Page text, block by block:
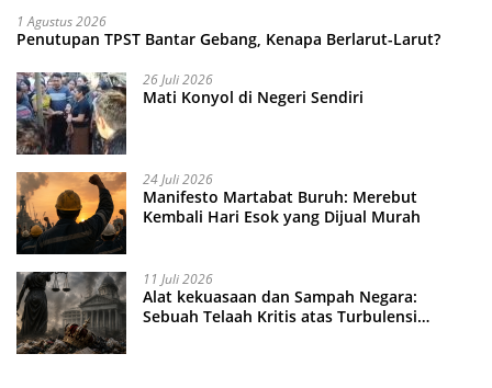
1 Agustus 2026
Penutupan TPST Bantar Gebang, Kenapa Berlarut-Larut?
26 Juli 2026
Mati Konyol di Negeri Sendiri
24 Juli 2026
Manifesto Martabat Buruh: Merebut
Kembali Hari Esok yang Dijual Murah
11 Juli 2026
Alat kekuasaan dan Sampah Negara:
Sebuah Telaah Kritis atas Turbulensi